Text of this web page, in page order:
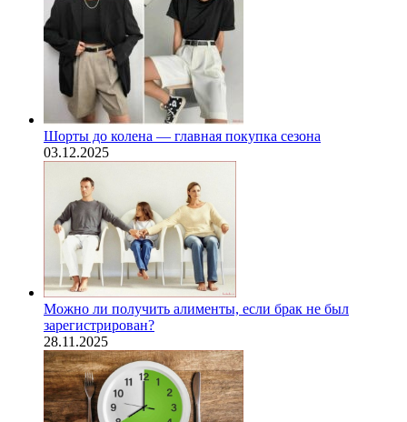
Шорты до колена — главная покупка сезона
03.12.2025
Можно ли получить алименты, если брак не был
зарегистрирован?
28.11.2025